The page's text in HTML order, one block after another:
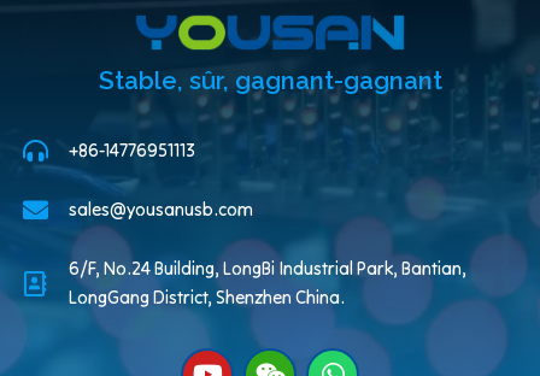
Stable, sûr, gagnant-gagnant
+86-14776951113
sales@yousanusb.com
6/F, No.24 Building, LongBi Industrial Park, Bantian,
LongGang District, Shenzhen China.